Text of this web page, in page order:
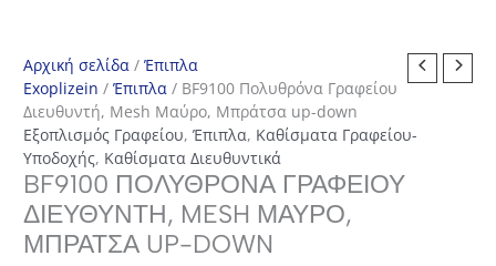
Αρχική σελίδα /Έπιπλα
Exoplizein /Έπιπλα / BF9100 Πολυθρόνα Γραφείου
Διευθυντή, Mesh Μαύρο, Μπράτσα up-down
Εξοπλισμός Γραφείου,Έπιπλα, Καθίσματα Γραφείου-
Υποδοχής, Καθίσματα Διευθυντικά
BF9100 ΠΟΛΥΘΡΌΝΑ ΓΡΑΦΕΊΟΥ
ΔΙΕΥΘΥΝΤΉ, MESH ΜΑΎΡΟ,
ΜΠΡΆΤΣΑ UP-DOWN